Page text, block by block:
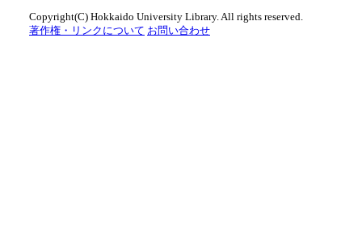
Copyright(C) Hokkaido University Library. All rights reserved.
著作権・リンクについて お問い合わせ